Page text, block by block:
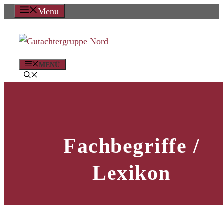
Zum
springen
Menu
MENÜ
Fachbegriffe /
Lexikon